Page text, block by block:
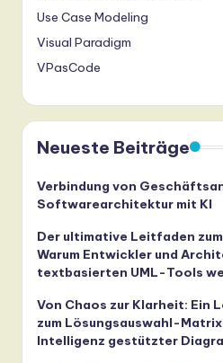
Use Case Modeling
Visual Paradigm
VPasCode
Neueste Beiträge
Verbindung von
Softwarearchitektur mit KI
Der ultimative Leitfaden
Warum Entwickler und
textbasierten UML-Tools
Von Chaos zur Klarheit: Ein
zum Lösungsauswahl-
Intelligenz gestützter